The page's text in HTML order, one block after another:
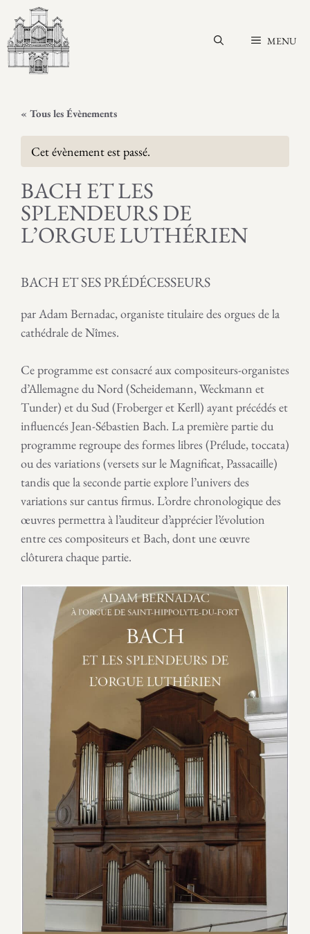
contenu
MENU
« Tous les Évènements
Cet évènement est passé.
BACH ET LES
SPLENDEURS DE
L’ORGUE LUTHÉRIEN
BACH ET SES PRÉDÉCESSEURS
par Adam Bernadac, organiste titulaire des orgues de la
cathédrale de Nîmes.
Ce programme est consacré aux compositeurs-organistes
d’Allemagne du Nord (Scheidemann, Weckmann et
Tunder) et du Sud (Froberger et Kerll) ayant précédés et
influencés Jean-Sébastien Bach. La première partie du
programme regroupe des formes libres (Prélude, toccata)
ou des variations (versets sur le Magnificat, Passacaille)
tandis que la seconde partie explore l’univers des
variations sur cantus firmus. L’ordre chronologique des
œuvres permettra à l’auditeur d’apprécier l’évolution
entre ces compositeurs et Bach, dont une œuvre
clôturera chaque partie.